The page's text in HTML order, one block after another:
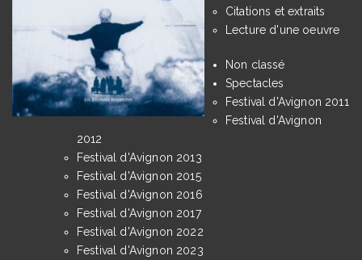
Citations et extraits
Lecture d'une oeuvre
Non classé
Spectacles
Festival d'Avignon 2011
Festival d'Avignon
2012
Festival d'Avignon 2013
Festival d'Avignon 2015
Festival d'Avignon 2016
Festival d'Avignon 2017
Festival d'Avignon 2022
Festival d'Avignon 2023